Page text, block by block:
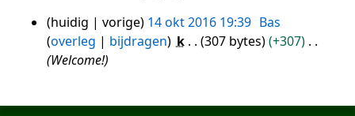
14
okt
2016
huidig vorige 14 okt 2016 19:39 Bas
overleg
bijdragen k 307 bytes
+307
Welcome!